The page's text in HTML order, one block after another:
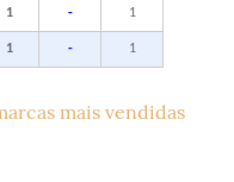
1 - 1
1 - 1
mais vendidas